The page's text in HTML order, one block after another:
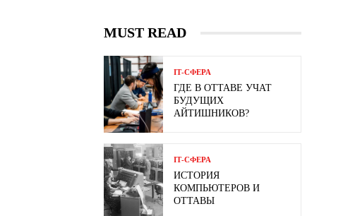
MUST READ
ІТ-СФЕРА
ГДЕ В ОТТАВЕ УЧАТ
БУДУЩИХ
АЙТИШНИКОВ?
ІТ-СФЕРА
ИСТОРИЯ
КОМПЬЮТЕРОВ И
ОТТАВЫ